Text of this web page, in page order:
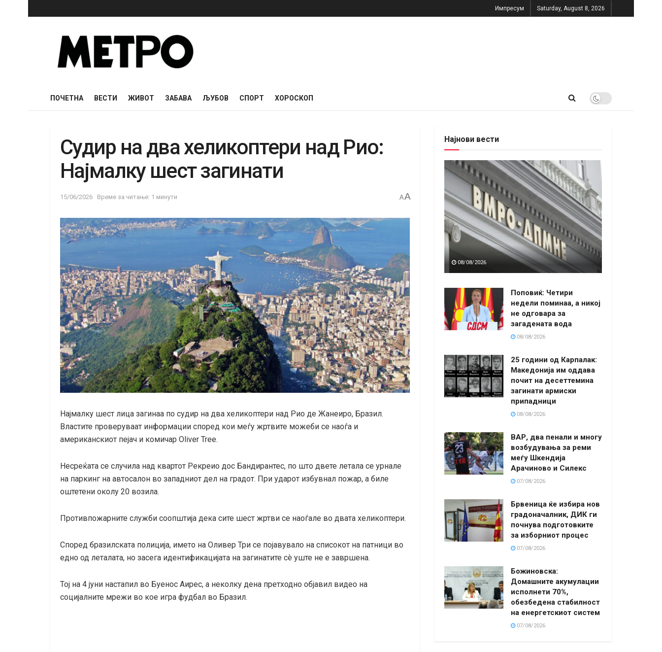
Импресум Saturday, August 8, 2026
ПОЧЕТНА ВЕСТИ ЖИВОТ ЗАБАВА ЉУБОВ СПОРТ ХОРОСКОП
Судир на два хеликоптери над Рио:
Најмалку шест загинати
15/06/2026 Време за читање: 1 минути AA
Најмалку шест лица загинаа по судир на два хеликоптери над Рио де Жанеиро, Бразил.
Властите проверуваат информации според кои меѓу жртвите можеби се наоѓа и
американскиот пејач и комичар Oliver Tree.
Несреќата се случила над квартот Рекреио дос Бандирантес, по што двете летала се урнале
на паркинг на автосалон во западниот дел на градот. При ударот избувнал пожар, а биле
оштетени околу 20 возила.
Противпожарните служби соопштија дека сите шест жртви се наоѓале во двата хеликоптери.
Според бразилската полиција, името на Оливер Три се појавувало на списокот на патници во
едно од леталата, но засега идентификацијата на загинатите сè уште не е завршена.
Тој на 4 јуни настапил во Буенос Аирес, а неколку дена претходно објавил видео на
социјалните мрежи во кое игра фудбал во Бразил.
Најнови вести
08/08/2026
Поповиќ: Четири
недели поминаа, а никој
не одговара за
загадената вода
08/08/2026
25 години од Карпалак:
Македонија им оддава
почит на десеттемина
загинати армиски
припадници
08/08/2026
ВАР, два пенали и многу
возбудувања за реми
меѓу Шкендија
Арачиново и Силекс
07/08/2026
Брвеница ќе избира нов
градоначалник, ДИК ги
почнува подготовките
за изборниот процес
07/08/2026
Божиновска:
Домашните акумулации
исполнети 70%,
обезбедена стабилност
на енергетскиот систем
07/08/2026